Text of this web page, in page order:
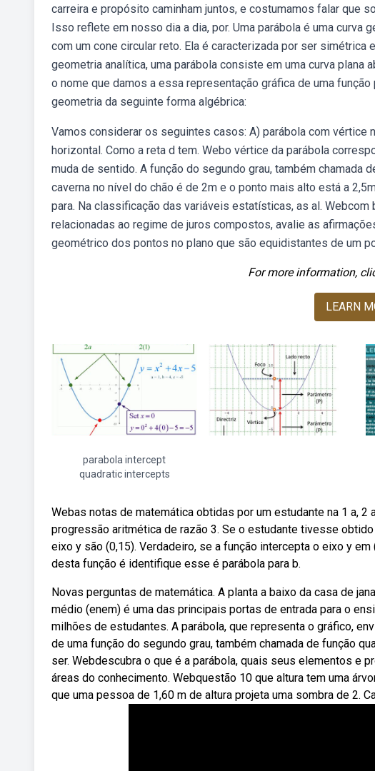
carreira e propósito caminham juntos, e costumamos falar que
Isso reflete em nosso dia a dia, por. Uma parábola é uma curva
com um cone circular reto. Ela é caracterizada por ser
geometria analítica, uma parábola consiste em uma curva plana
o nome que damos a essa representação gráfica de uma
geometria da seguinte forma algébrica:
Vamos considerar os seguintes casos: A) parábola com vértice
horizontal. Como a reta d tem. Webo vértice da parábola
muda de sentido. A função do segundo grau, também chamada
caverna no nível do chão é de 2m e o ponto mais alto está a
para. Na classificação das variáveis estatísticas, as al.
relacionadas ao regime de juros compostos, avalie as
geométrico dos pontos no plano que são equidistantes de um
For more information,
LEARN
parabola intercept
quadratic intercepts
Webas notas de matemática obtidas por um estudante na 1 a, 2
progressão aritmética de razão 3. Se o estudante tivesse
eixo y são (0,15). Verdadeiro, se a função intercepta o eixo y
desta função é identifique esse é parábola para b.
Novas perguntas de matemática. A planta a baixo da casa de
médio (enem) é uma das principais portas de entrada para o
milhões de estudantes. A parábola, que representa o gráfico,
de uma função do segundo grau, também chamada de função
ser. Webdescubra o que é a parábola, quais seus elementos e
áreas do conhecimento. Webquestão 10 que altura tem uma
que uma pessoa de 1,60 m de altura projeta uma sombra de 2.